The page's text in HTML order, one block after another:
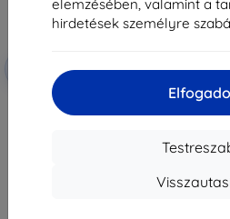
elemzésében, valamint a
hirdetések személyre
kuponnal
EXTRA10
Spigen Thin Fit 360, frost black -
Nintendo Switch 2 (ACS10487)
Utolsó darab raktáron
-